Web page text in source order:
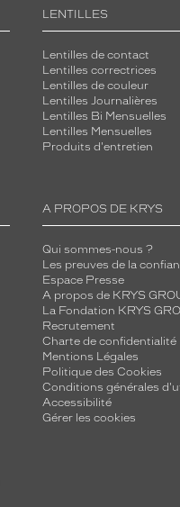
LENTILLES
Lentilles de contact
Lentilles correctrices
Lentilles de couleur
Lentilles Journalières
Lentilles Bi Mensuelles
Lentilles Mensuelles
Produits d'entretien
A PROPOS DE KRYS
Qui sommes-nous ?
Les preuves de la
Espace Presse
A propos de KRYS
La Fondation KRYS
Recrutement
Charte de confidentialité
Mentions Légales
Politique des Cookies
Conditions générales
Accessibilité
Gérer les cookies